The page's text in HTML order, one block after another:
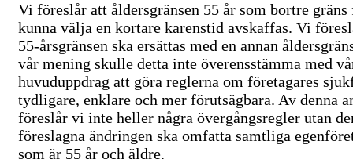
Vi föreslår att åldersgränsen 55 år som bortre
kunna välja en kortare karenstid avskaffas. Vi
55-årsgränsen ska ersättas med en annan
vår mening skulle detta inte överensstämma med
huvuduppdrag att göra reglerna om företagares
tydligare, enklare och mer förutsägbara. Av denna
föreslår vi inte heller några övergångsregler utan
föreslagna ändringen ska omfatta samtliga
som är 55 år och äldre.